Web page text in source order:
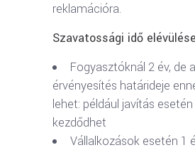
reklamációra.
Szavatossági idő
Fogyasztóknál 2 év, de
érvényesítés határideje
lehet: például javítás esetén
kezdődhet
Vállalkozások esetén 1